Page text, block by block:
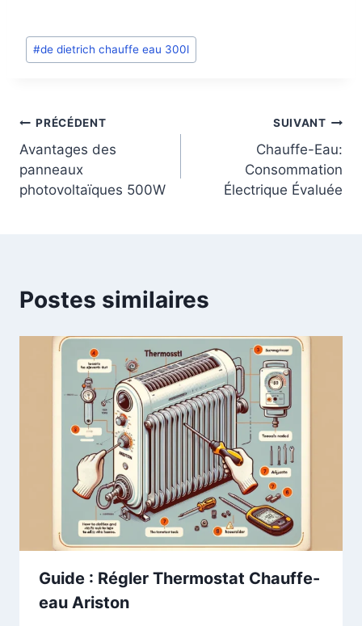
Post
Tags
#de dietrich chauffe eau 300l
Navigation
de
l’article
PRÉCÉDENT
Avantages des
panneaux
photovoltaïques 500W
SUIVANT
Chauffe-Eau:
Consommation
Électrique Évaluée
Postes similaires
Guide : Régler Thermostat Chauffe-
eau Ariston